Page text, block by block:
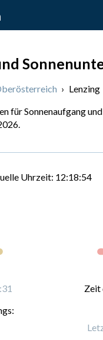
› Lenzing
für Sonnenaufgang
Uhrzeit: 12:18:55
Zeit